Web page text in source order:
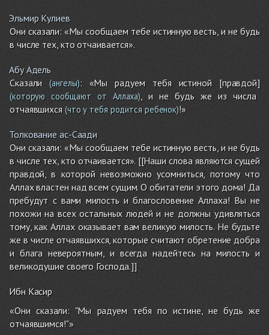
Эльмир Кулиев
Они сказали: «Мы сообщаем тебе истинную весть, и не будь
в числе тех, кто отчаивается».
Абу Адель
Сказали (ангелы): «Мы радуем тебя истиной [правдой]
(которую сообщают от Аллаха), и не будь же из числа
отчаявшихся(что у тебя родится ребенок)!»
Толкование ас-Саади
Они сказали: «Мы сообщаем тебе истинную весть, и не будь
в числе тех, кто отчаивается». [[Наши слова являются сущей
правдой, в которой невозможно усомниться, потому что
Аллах властен над всем сущим. О обитатели этого дома! Да
пребудут с вами милость и благословение Аллаха! Вы не
похожи на всех остальных людей и не должны удивляться
тому, как Аллах оказывает вам великую милость. Не будьте
же в числе отчаявшихся, которые считают обретение добра
и блага невероятным, и всегда надейтесь на милость и
великодушие своего Господа.]]
Ибн Касир
«Они сказали: "Мы радуем тебя по истине, не будь же
отчаявшимся!"»